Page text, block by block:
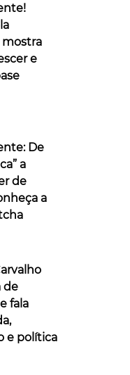
mostra
e
De
a
de
a
de
fala
e política